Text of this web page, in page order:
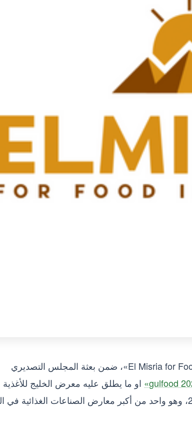
تشارك الشركة المصرية للاستثمار الغذائي«El Misria for Food Investment»، ضمن بعثة المجلس التصديري
او ما يطلق عليه معرض الخليج للأغذية
2025 المقرر انعقاده في الفترة من 17 إلى 21 فبراير 2025، وهو واحد من أكبر معارض الصناعات الغذائية